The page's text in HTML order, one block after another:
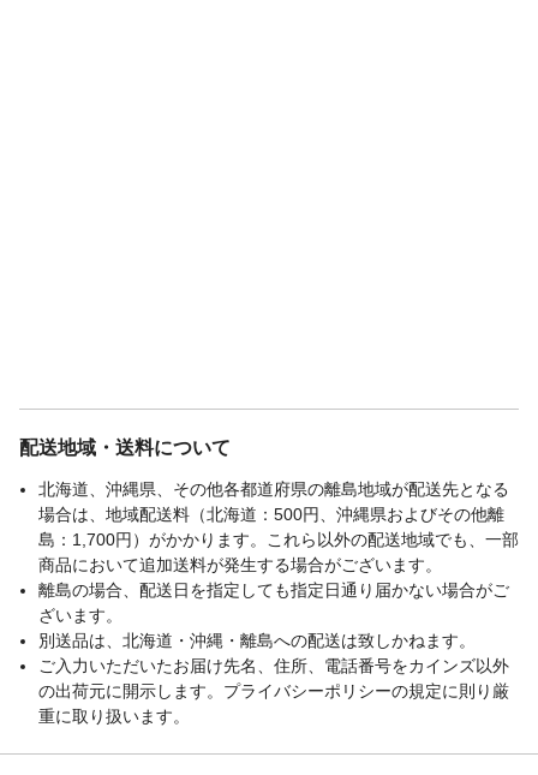
配送地域・送料について
北海道、沖縄県、その他各都道府県の離島地域が配送先となる
場合は、地域配送料（北海道：500円、沖縄県およびその他離
島：1,700円）がかかります。これら以外の配送地域でも、一部
商品において追加送料が発生する場合がございます。
離島の場合、配送日を指定しても指定日通り届かない場合がご
ざいます。
別送品は、北海道・沖縄・離島への配送は致しかねます。
ご入力いただいたお届け先名、住所、電話番号をカインズ以外
の出荷元に開示します。プライバシーポリシーの規定に則り厳
重に取り扱います。